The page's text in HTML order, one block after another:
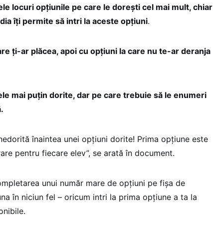
locuri opţiunile pe care le doreşti cel mai mult, chiar
îţi permite să intri la aceste opţiuni.
ţi-ar plăcea, apoi cu opţiuni la care nu te-ar deranja
mai puţin dorite, dar pe care trebuie să le enumeri
înaintea unei opţiuni dorite! Prima opţiune este
pentru fiecare elev”, se arată în document.
unui număr mare de opţiuni pe fişa de
în niciun fel – oricum intri la prima opţiune a ta la